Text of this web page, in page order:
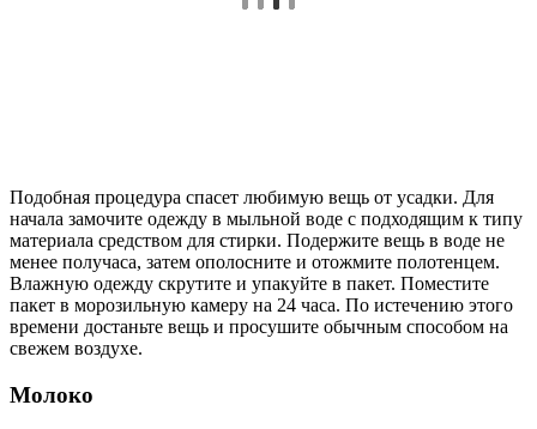
Подобная процедура спасет любимую вещь от усадки. Для
начала замочите одежду в мыльной воде с подходящим к типу
материала средством для стирки. Подержите вещь в воде не
менее получаса, затем ополосните и отожмите полотенцем.
Влажную одежду скрутите и упакуйте в пакет. Поместите
пакет в морозильную камеру на 24 часа. По истечению этого
времени достаньте вещь и просушите обычным способом на
свежем воздухе.
Молоко